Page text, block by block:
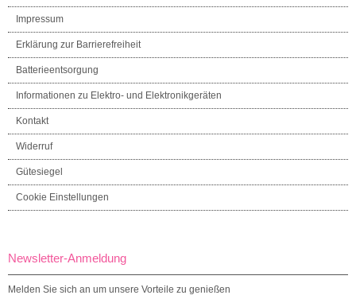
Impressum
Erklärung zur Barrierefreiheit
Batterieentsorgung
Informationen zu Elektro- und Elektronikgeräten
Kontakt
Widerruf
Gütesiegel
Cookie Einstellungen
Newsletter-Anmeldung
Melden Sie sich an um unsere Vorteile zu genießen